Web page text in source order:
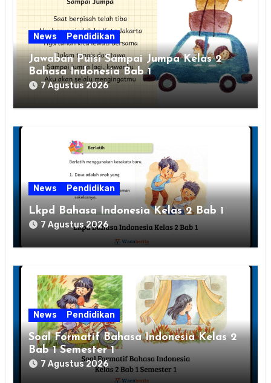
News Pendidikan
Jawaban Puisi Sampai Jumpa Kelas 2
Bahasa Indonesia Bab 1
7 Agustus 2026
News Pendidikan
Lkpd Bahasa Indonesia Kelas 2 Bab 1
7 Agustus 2026
News Pendidikan
Soal Formatif Bahasa Indonesia Kelas 2
Bab 1 Semester 1
7 Agustus 2026